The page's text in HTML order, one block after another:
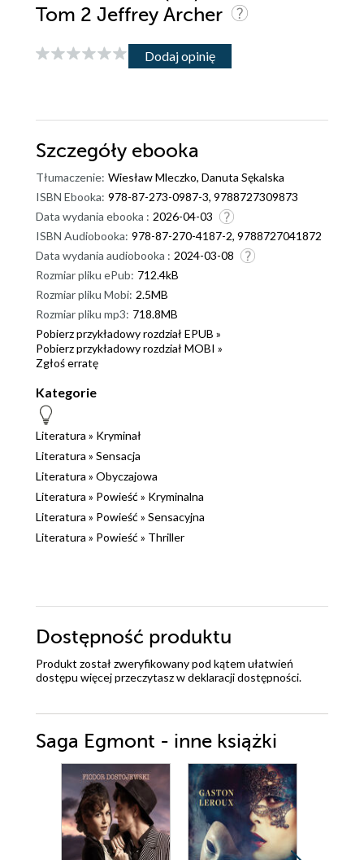
Tom 2 Jeffrey Archer
Dodaj opinię
Szczegóły ebooka
Tłumaczenie: Wiesław Mleczko, Danuta Sękalska
ISBN Ebooka: 978-87-273-0987-3, 9788727309873
Data wydania ebooka : 2026-04-03
ISBN Audiobooka: 978-87-270-4187-2, 9788727041872
Data wydania audiobooka : 2024-03-08
Rozmiar pliku ePub: 712.4kB
Rozmiar pliku Mobi: 2.5MB
Rozmiar pliku mp3: 718.8MB
Pobierz przykładowy rozdział EPUB »
Pobierz przykładowy rozdział MOBI »
Zgłoś erratę
Kategorie
Literatura » Kryminał
Literatura » Sensacja
Literatura » Obyczajowa
Literatura » Powieść » Kryminalna
Literatura » Powieść » Sensacyjna
Literatura » Powieść » Thriller
Dostępność produktu
Produkt został zweryfikowany pod kątem ułatwień
dostępu więcej przeczytasz wdeklaracji dostępności.
Saga Egmont - inne książki